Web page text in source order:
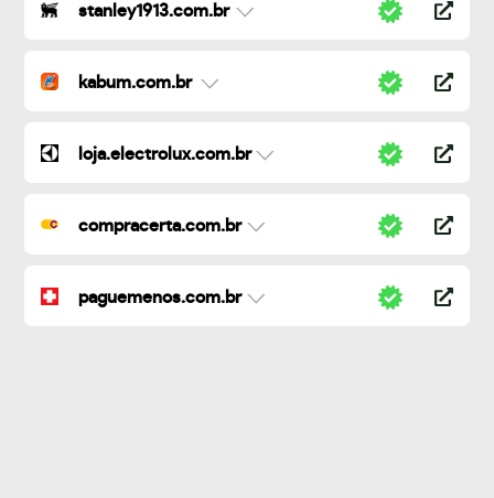
stanley1913.com.br
kabum.com.br
loja.electrolux.com.br
compracerta.com.br
paguemenos.com.br